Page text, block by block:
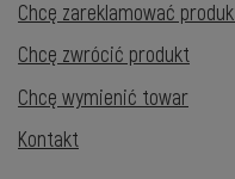
Chcę zareklamować
Chcę zwrócić produkt
Chcę wymienić towar
Kontakt